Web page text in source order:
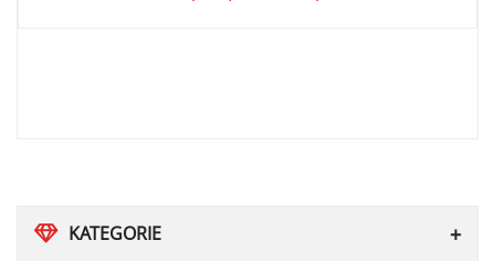
KATEGORIE